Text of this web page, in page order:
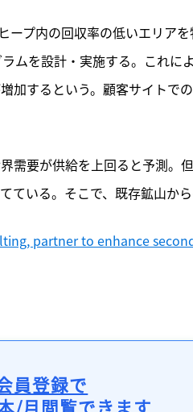
プ内の回収率の低いエリア
ムを設計・実施する。これに
加するという。顧客サイトで
需要が供給を上回ると予測。
いる。そこで、既存鉱山から
partner to enhance
員登録で
/月閲覧できます